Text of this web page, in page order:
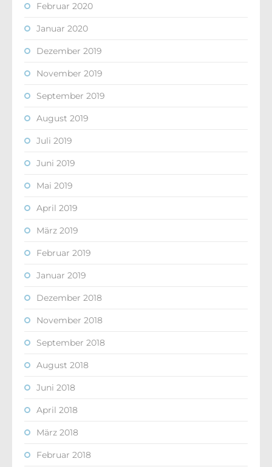
Februar 2020
Januar 2020
Dezember 2019
November 2019
September 2019
August 2019
Juli 2019
Juni 2019
Mai 2019
April 2019
März 2019
Februar 2019
Januar 2019
Dezember 2018
November 2018
September 2018
August 2018
Juni 2018
April 2018
März 2018
Februar 2018